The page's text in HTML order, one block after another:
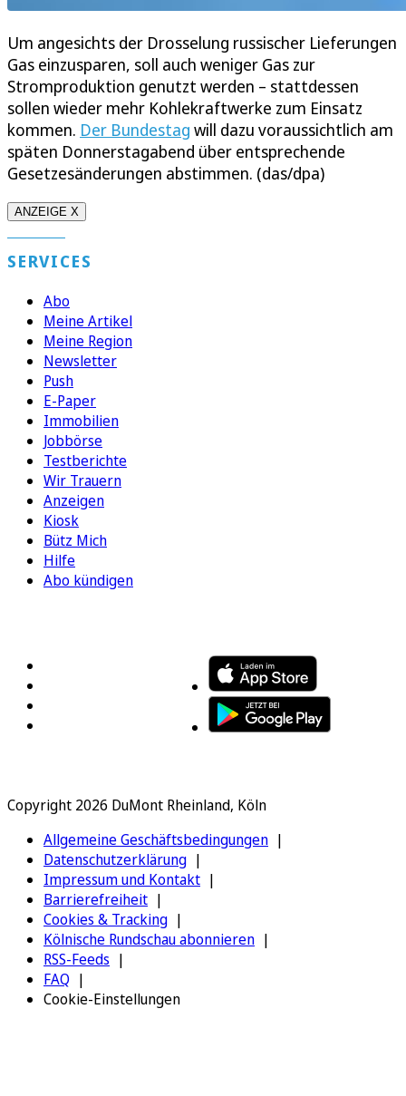
Um angesichts der Drosselung russischer Lieferungen
Gas einzusparen, soll auch weniger Gas zur
Stromproduktion genutzt werden – stattdessen
sollen wieder mehr Kohlekraftwerke zum Einsatz
kommen. Der Bundestag will dazu voraussichtlich am
späten Donnerstagabend über entsprechende
Gesetzesänderungen abstimmen. (das/dpa)
ANZEIGE X
SERVICES
Abo
Meine Artikel
Meine Region
Newsletter
Push
E-Paper
Immobilien
Jobbörse
Testberichte
Wir Trauern
Anzeigen
Kiosk
Bütz Mich
Hilfe
Abo kündigen
Copyright 2026 DuMont Rheinland, Köln
Allgemeine Geschäftsbedingungen
Datenschutzerklärung
Impressum und Kontakt
Barrierefreiheit
Cookies & Tracking
Kölnische Rundschau abonnieren
RSS-Feeds
FAQ
Cookie-Einstellungen